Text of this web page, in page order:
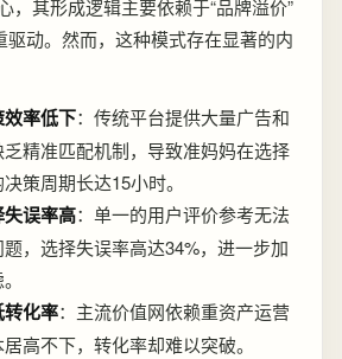
，其形成逻辑主要依赖于“品牌溢价”
驱动。然而，这种模式存在显著的内
率低下：传统平台提供大量广告和
精准匹配机制，导致准妈妈在选择
策周期长达15小时。
误率高：单一的用户评价参考无法
，选择失误率高达34%，进一步加
化率：主流价值网依赖重资产运营
高不下，转化率却难以突破。